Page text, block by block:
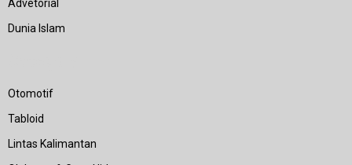
Advetorial
Dunia Islam
Otomotif
Tabloid
Lintas Kalimantan